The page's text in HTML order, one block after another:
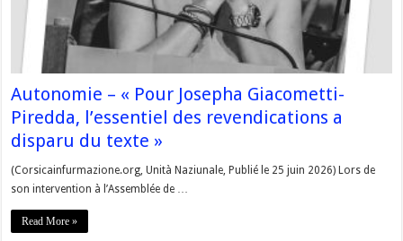
Autonomie – « Pour Josepha Giacometti-
Piredda, l’essentiel des revendications a
disparu du texte »
(Corsicainfurmazione.org, Unità Naziunale, Publié le 25 juin 2026) Lors de
son intervention à l’Assemblée de …
Read More »